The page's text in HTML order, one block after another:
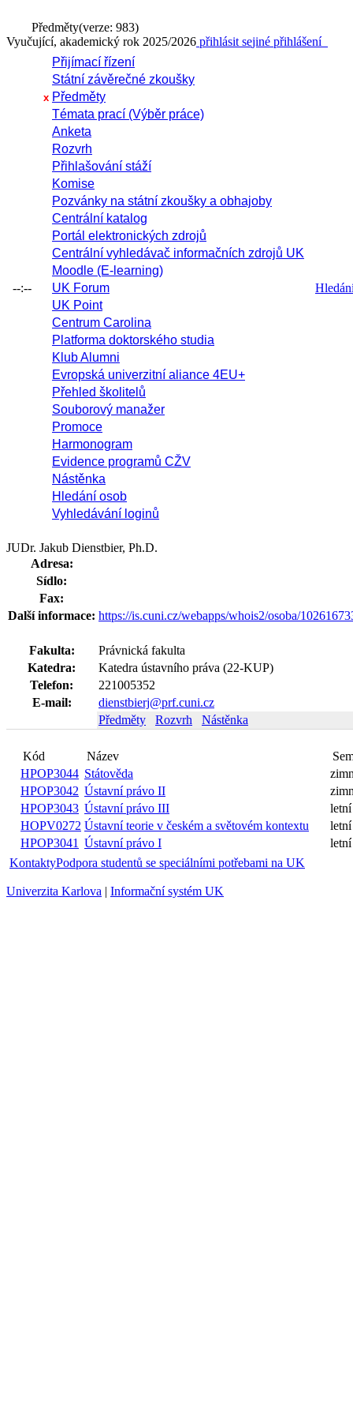
Předměty(verze: 983)
Vyučující, akademický rok 2025/2026 přihlásit sejiné přihlášení
--:--
Přijímací řízení
Státní závěrečné zkoušky
x Předměty
Témata prací (Výběr práce)
Anketa
Rozvrh
Přihlašování stáží
Komise
Pozvánky na státní zkoušky a obhajoby
Centrální katalog
Portál elektronických zdrojů
Centrální vyhledávač informačních zdrojů UK
Moodle (E-learning)
UK Forum
UK Point
Centrum Carolina
Platforma doktorského studia
Klub Alumni
Evropská univerzitní aliance 4EU+
Přehled školitelů
Souborový manažer
Promoce
Harmonogram
Evidence programů CŽV
Nástěnka
Hledání osob
Vyhledávání loginů
JUDr. Jakub Dienstbier, Ph.D.
Adresa:
Sídlo:
Fax:
Další informace: https://is.cuni.cz/webapps/whois2/osoba/
Fakulta:
Právnická fakulta
Katedra:
Katedra ústavního práva (22-KUP)
Telefon:
221005352
E-mail:
dienstbierj@prf.cuni.cz
Předměty
Rozvrh Nástěnka
Kód
HPOP3044 Státověda
HPOP3042 Ústavní právo II zimní
HPOP3043 Ústavní právo III